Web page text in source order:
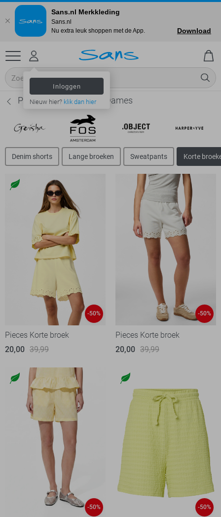
Inloggen
Nieuw hier? klik dan hier
Pieces Korte broeken - Dames
Denim shorts Lange broeken Sweatpants Korte
-50%
Pieces Korte broek
20,00 39,99
-50%
Pieces Korte broek
20,00 39,99
-50% -50%
Sans.nl Merkkleding
Sans.nl
Nu extra leuk shoppen met de App.
Download